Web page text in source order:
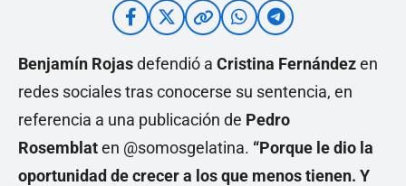
Benjamín Rojasdefendió a Cristina Fernándezen
redes sociales tras conocerse su sentencia, en
referencia a una publicación de Pedro
Rosemblaten @somosgelatina. “Porque le dio la
oportunidad de crecer a los que menos tienen. Y